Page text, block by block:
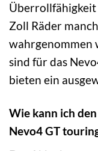
Überrollfähigkeit
Zoll Räder
wahrgenommen
sind für das
bieten ein
Wie kann ich
Nevo4 GT